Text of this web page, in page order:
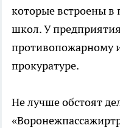
которые встроены
школ. У
противопожарному
прокуратуре.
Не лучше обстоят